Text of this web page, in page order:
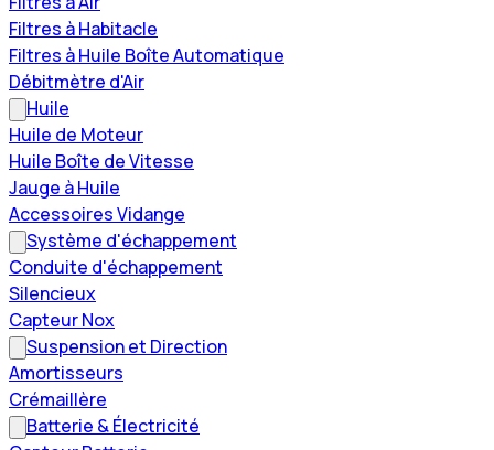
Filtres à Habitacle
Filtres à Huile Boîte Automatique
Débitmètre d'Air
Huile
Huile de Moteur
Huile Boîte de Vitesse
Jauge à Huile
Accessoires Vidange
Système d'échappement
Conduite d'échappement
Silencieux
Capteur Nox
Suspension et Direction
Amortisseurs
Crémaillère
Batterie & Électricité